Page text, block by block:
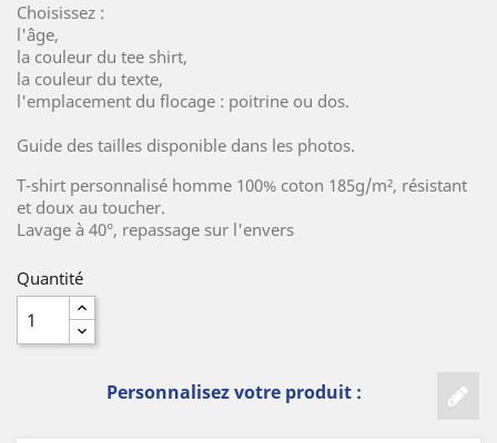
Choisissez :
l'âge,
la couleur du tee shirt,
la couleur du texte,
l'emplacement du flocage : poitrine ou dos.
Guide des tailles disponible dans les photos.
T-shirt personnalisé homme 100% coton 185g/m², résistant
et doux au toucher.
Lavage à 40°, repassage sur l'envers
Quantité
Personnalisez votre produit :